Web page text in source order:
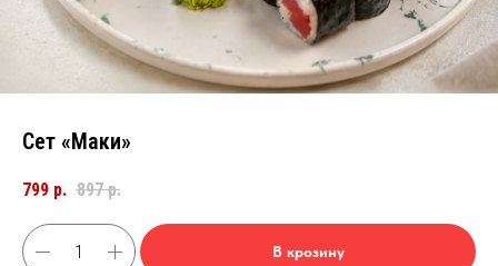
Сет «Маки»
799 р. 897 р.
В крозину